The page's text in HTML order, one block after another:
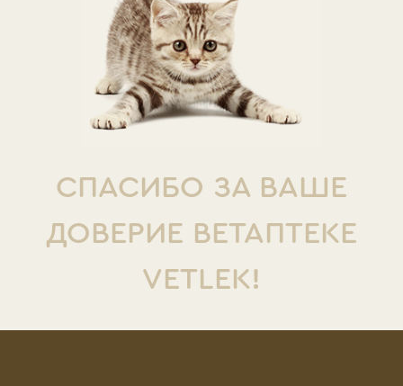
СПАСИБО ЗА ВАШЕ
ДОВЕРИЕ ВЕТАПТЕКЕ
VETLEK!